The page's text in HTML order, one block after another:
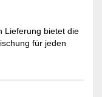
Lieferung bietet die
für jeden